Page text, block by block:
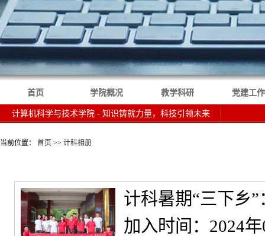
首页 学院概况 教学科研 党建工作
计算机科学与技术学院 - 知识铸就力量，科技引领未来
当前位置： 首页 >> 计科相册
计科暑期“三下乡
加入时间：2024